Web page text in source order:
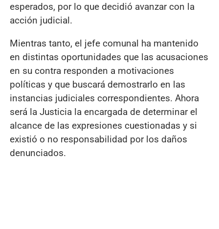
esperados, por lo que decidió avanzar con la
acción judicial.
Mientras tanto, el jefe comunal ha mantenido
en distintas oportunidades que las acusaciones
en su contra responden a motivaciones
políticas y que buscará demostrarlo en las
instancias judiciales correspondientes. Ahora
será la Justicia la encargada de determinar el
alcance de las expresiones cuestionadas y si
existió o no responsabilidad por los daños
denunciados.